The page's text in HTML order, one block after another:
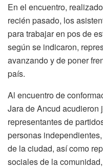
En el encuentro,
recién pasado, los
para trabajar en pos de
según se indicaron,
avanzando y de poner
país.
Al encuentro de
Jara de Ancud acudieron
representantes de
personas
de la ciudad, así como
sociales de la